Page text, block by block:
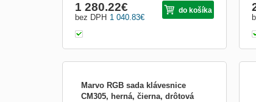
1 040.83€
bez DPH
1 280.22€ do košíka
Marvo RGB sada klávesnice
CM305, herná, čierna, drôtová